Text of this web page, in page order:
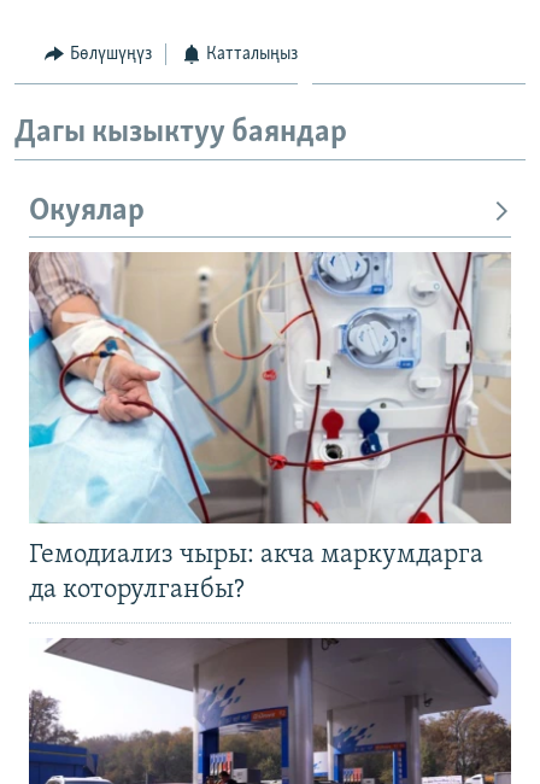
Бөлүшүңүз Катталыңыз
Дагы кызыктуу баяндар
Окуялар
Гемодиализ чыры: акча маркумдарга
да которулганбы?